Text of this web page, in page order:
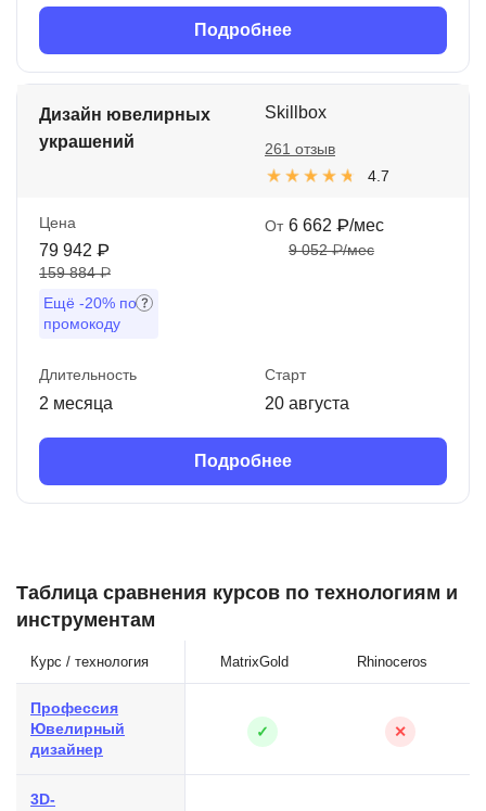
Подробнее
Дизайн ювелирных
украшений
Skillbox
4.7
261 отзыв
Цена
79 942 ₽
159 884 ₽
Ещё -20% по
промокоду
От 6 662 ₽/мес
9 052 ₽/мес
Длительность
2 месяца
Старт
20 августа
Подробнее
Таблица сравнения курсов по технологиям и
инструментам
Курс / технология MatrixGold Rhinoceros
Профессия
Ювелирный
дизайнер
✓ ✕
3D-